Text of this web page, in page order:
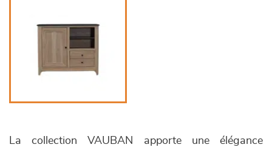
La collection VAUBAN apporte une élégance